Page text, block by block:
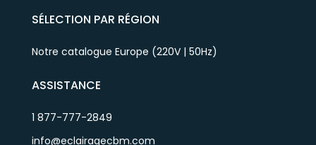
SÉLECTION PAR RÉGION
Notre catalogue Europe (220V | 50Hz)
ASSISTANCE
1 877-777-2849
info@eclairagecbm.com